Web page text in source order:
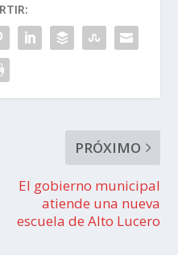
PRÓXIMO
El gobierno municipal
atiende una nueva
escuela de Alto Lucero